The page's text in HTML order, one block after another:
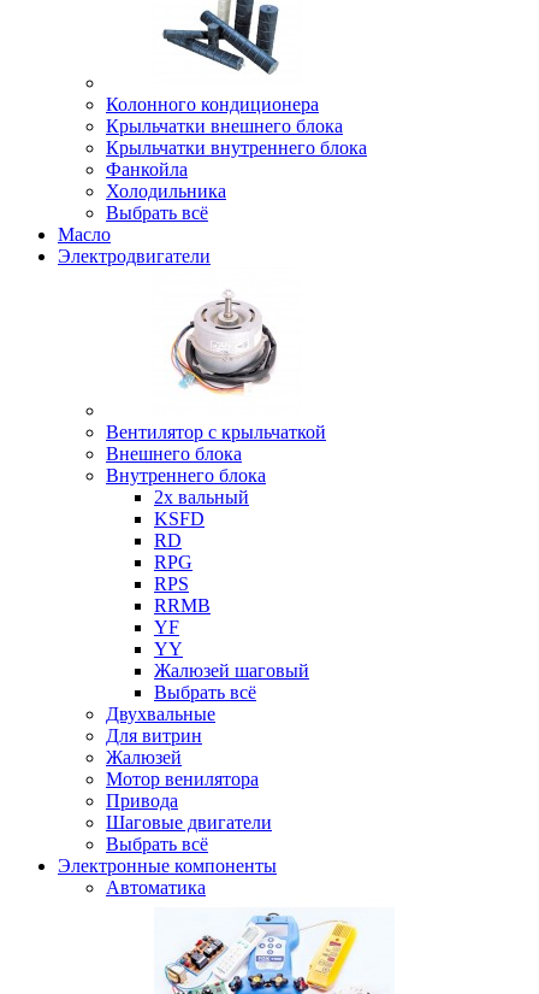
Колонного кондиционера
Крыльчатки внешнего блока
Крыльчатки внутреннего блока
Фанкойла
Холодильника
Выбрать всё
Масло
Электродвигатели
Вентилятор с крыльчаткой
Внешнего блока
Внутреннего блока
2х вальный
KSFD
RD
RPG
RPS
RRMB
YF
YY
Жалюзей шаговый
Выбрать всё
Двухвальные
Для витрин
Жалюзей
Мотор венилятора
Привода
Шаговые двигатели
Выбрать всё
Электронные компоненты
Автоматика